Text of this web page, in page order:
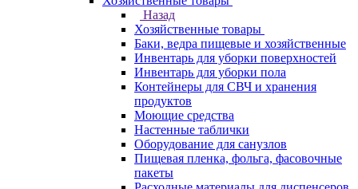
Назад
Хозяйственные товары
Баки, ведра пищевые и хозяйственные
Инвентарь для уборки поверхностей
Инвентарь для уборки пола
Контейнеры для СВЧ и хранения
продуктов
Моющие средства
Настенные таблички
Оборудование для санузлов
Пищевая пленка, фольга, фасовочные
пакеты